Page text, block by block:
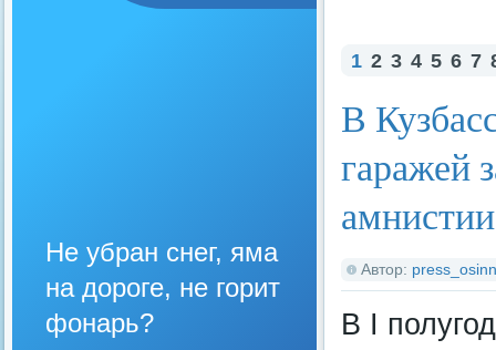
1 2 3 4 5 6 7
В
гаражей
Автор:
В I
Не убран снег, яма
на дороге, не горит
фонарь?